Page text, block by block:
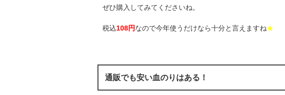
ぜひ購入してみてくださいね。
税込108円なので今年使うだけなら十分と言えますね★
通販でも安い血のりはある！